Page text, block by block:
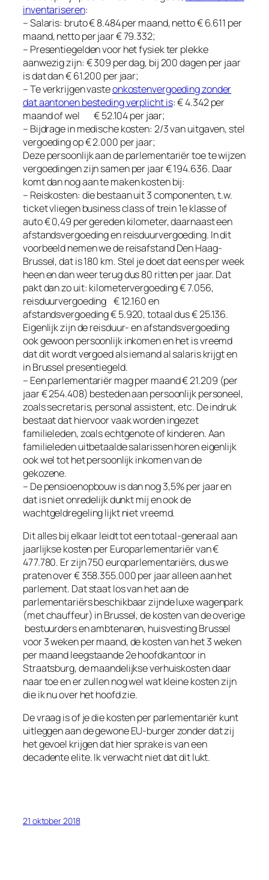
inventariseren:
– Salaris: bruto € 8.484 per maand, netto € 6.611 per
maand, netto per jaar € 79.332;
– Presentiegelden voor het fysiek ter plekke
aanwezig zijn: € 309 per dag, bij 200 dagen per jaar
is dat dan € 61.200 per jaar;
– Te verkrijgen vasteonkostenvergoeding zonder
dat aantonen besteding verplicht is: € 4.342 per
maand of wel € 52.104 per jaar;
– Bijdrage in medische kosten: 2/3 van uitgaven, stel
vergoeding op € 2.000 per jaar;
Deze persoonlijk aan de parlementariër toe te wijzen
vergoedingen zijn samen per jaar € 194.636. Daar
komt dan nog aan te maken kosten bij:
– Reiskosten: die bestaan uit 3 componenten, t.w.
ticket vliegen business class of trein 1e klasse of
auto € 0,49 per gereden kilometer, daarnaast een
afstandsvergoeding en reisduurvergoeding. In dit
voorbeeld nemen we de reisafstand Den Haag-
Brussel, dat is 180 km. Stel je doet dat eens per week
heen en dan weer terug dus 80 ritten per jaar. Dat
pakt dan zo uit: kilometervergoeding € 7.056,
reisduurvergoeding € 12.160 en
afstandsvergoeding € 5.920, totaal dus € 25.136.
Eigenlijk zijn de reisduur- en afstandsvergoeding
ook gewoon persoonlijk inkomen en het is vreemd
dat dit wordt vergoed als iemand al salaris krijgt en
in Brussel presentiegeld.
– Een parlementariër mag per maand € 21.209 (per
jaar € 254.408) besteden aan persoonlijk personeel,
zoals secretaris, personal assistent, etc. De indruk
bestaat dat hiervoor vaak worden ingezet
familieleden, zoals echtgenote of kinderen. Aan
familieleden uitbetaalde salarissen horen eigenlijk
ook wel tot het persoonlijk inkomen van de
gekozene.
– De pensioenopbouw is dan nog 3,5% per jaar en
dat is niet onredelijk dunkt mij en ook de
wachtgeldregeling lijkt niet vreemd.
Dit alles bij elkaar leidt tot een totaal-generaal aan
jaarlijkse kosten per Europarlementariër van €
477.780. Er zijn 750 europarlementariërs, dus we
praten over € 358.355.000 per jaar alleen aan het
parlement. Dat staat los van het aan de
parlementariërs beschikbaar zijnde luxe wagenpark
(met chauffeur) in Brussel, de kosten van de overige
bestuurders en ambtenaren, huisvesting Brussel
voor 3 weken per maand, de kosten van het 3 weken
per maand leegstaande 2e hoofdkantoor in
Straatsburg, de maandelijkse verhuiskosten daar
naar toe en er zullen nog wel wat kleine kosten zijn
die ik nu over het hoofd zie.
De vraag is of je die kosten per parlementariër kunt
uitleggen aan de gewone EU-burger zonder dat zij
het gevoel krijgen dat hier sprake is van een
decadente elite. Ik verwacht niet dat dit lukt.
21 oktober 2018